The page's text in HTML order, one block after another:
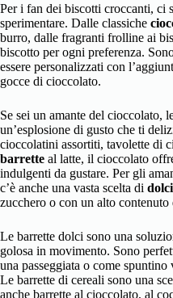
Per i fan dei biscotti croccanti, ci
sperimentare. Dalle classiche
burro, dalle fragranti frolline ai
biscotto per ogni preferenza.
essere personalizzati con
gocce di cioccolato.
Se sei un amante del cioccolato,
un’esplosione di gusto che ti
cioccolatini assortiti, tavolette di
barrette al latte, il cioccolato
indulgenti da gustare. Per gli
c’è anche una vasta scelta di
zucchero o con un alto contenuto
Le barrette dolci sono una
golosa in movimento. Sono
una passeggiata o come
Le barrette di cereali sono una
anche barrette al cioccolato, al